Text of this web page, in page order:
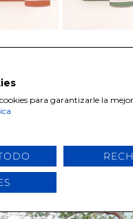
Dependerá del
podrás combinarlo
decir, fachadas
por ejemplo.
para garantizarle la